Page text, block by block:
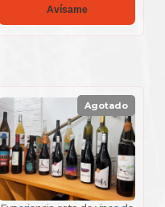
Avísame
Agotado